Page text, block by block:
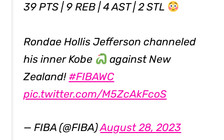
39 PTS | 9 REB | 4 AST | 2 STL
Rondae Hollis Jefferson channeled
his inner Kobe
against New
Zealand! #FIBAWC
pic.twitter.com/M5ZcAkFcoS
— FIBA (@FIBA)August 28, 2023